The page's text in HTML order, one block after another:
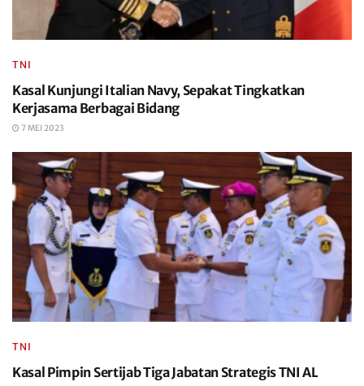
TNI
Kasal Kunjungi Italian Navy, Sepakat Tingkatkan
Kerjasama Berbagai Bidang
7 MEI 2023
TNI
Kasal Pimpin Sertijab Tiga Jabatan Strategis TNI AL